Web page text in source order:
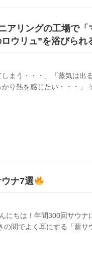
アリングの工場で
ウリュ”を浴びられ
まう・・・」「蒸気は出
り熱を感じたい・・・」
ナ7選
ちは！年間300回サウナ
間でよく耳にする「薪